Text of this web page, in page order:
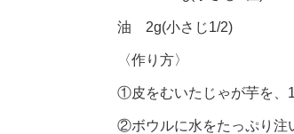
油 2g(小さじ1/2)
〈作り方〉
①皮をむいたじゃが芋を、
②ボウルに水をたっぷり注